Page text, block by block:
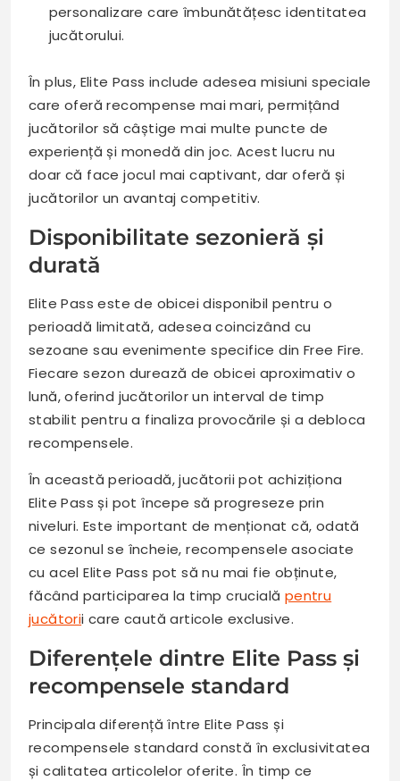
personalizare care îmbunătățesc identitatea
jucătorului.
În plus, Elite Pass include adesea misiuni speciale
care oferă recompense mai mari, permițând
jucătorilor să câștige mai multe puncte de
experiență și monedă din joc. Acest lucru nu
doar că face jocul mai captivant, dar oferă și
jucătorilor un avantaj competitiv.
Disponibilitate sezonieră și
durată
Elite Pass este de obicei disponibil pentru o
perioadă limitată, adesea coincizând cu
sezoane sau evenimente specifice din Free Fire.
Fiecare sezon durează de obicei aproximativ o
lună, oferind jucătorilor un interval de timp
stabilit pentru a finaliza provocările și a debloca
recompensele.
În această perioadă, jucătorii pot achiziționa
Elite Pass și pot începe să progreseze prin
niveluri. Este important de menționat că, odată
ce sezonul se încheie, recompensele asociate
cu acel Elite Pass pot să nu mai fie obținute,
făcând participarea la timp crucială pentru
jucătorii care caută articole exclusive.
Diferențele dintre Elite Pass și
recompensele standard
Principala diferență între Elite Pass și
recompensele standard constă în exclusivitatea
și calitatea articolelor oferite. În timp ce